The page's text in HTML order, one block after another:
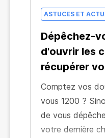
ASTUCES ET
Dépêchez-
d'ouvrir les
récupérer
Comptez vos
vous 1200 ?
de vous
votre dernière